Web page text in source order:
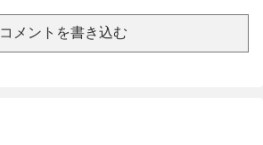
コメントを書き込む